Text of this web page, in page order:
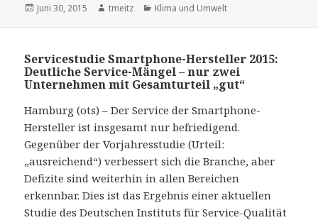
Veröffentlicht
Juni 30, 2015 Autor
tmeitz Kategorien
Klima und Umwelt
Servicestudie Smartphone-Hersteller 2015:
Deutliche Service-Mängel – nur zwei
Unternehmen mit Gesamturteil „gut“
Hamburg (ots) – Der Service der Smartphone-
Hersteller ist insgesamt nur befriedigend.
Gegenüber der Vorjahresstudie (Urteil:
„ausreichend“) verbessert sich die Branche, aber
Defizite sind weiterhin in allen Bereichen
erkennbar. Dies ist das Ergebnis einer aktuellen
Studie des Deutschen Instituts für Service-Qualität